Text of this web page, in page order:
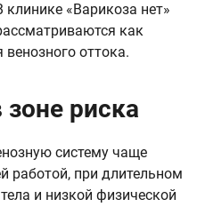
клинике «Варикоза нет»
как
оттока.
зоне риска
систему чаще
работой, при длительном
и низкой физической